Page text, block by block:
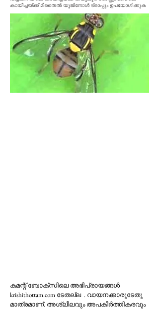
കായീച്ചയ്ക്ക് മീതൈൽ യൂജിനോൾ ട്രാപ്പും ഉപയോഗിക്കുക
കമന്റ് ബോക്‌സിലെ അഭിപ്രായങ്ങള്‍
krishithottam.com ടേതല്ല . വായനക്കാരുടേതു
മാത്രമാണ്. അശ്ലീലവും അപകീര്‍ത്തികരവും